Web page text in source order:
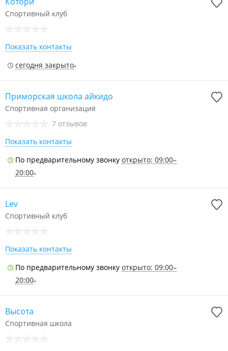
Спортивный клуб
Показать контакты
сегодня закрыто
Приморская школа айкидо
Спортивная организация
7 отзывов
Показать контакты
По предварительному звонку открыто: 09:00–
20:00
Lev
Спортивный клуб
Показать контакты
По предварительному звонку открыто: 09:00–
20:00
Высота
Спортивная школа